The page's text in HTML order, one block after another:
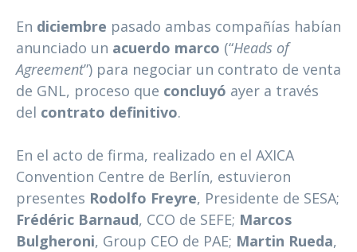
En diciembre pasado ambas compañías habían
anunciado un acuerdo marco (“Heads of
Agreement”) para negociar un contrato de venta
de GNL, proceso que concluyó ayer a través
del contrato definitivo.
En el acto de firma, realizado en el AXICA
Convention Centre de Berlín, estuvieron
presentes Rodolfo Freyre, Presidente de SESA;
Frédéric Barnaud, CCO de SEFE; Marcos
Bulgheroni, Group CEO de PAE; Martin Rueda,